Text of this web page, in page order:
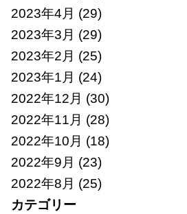
2023年4月 (29)
2023年3月 (29)
2023年2月 (25)
2023年1月 (24)
2022年12月 (30)
2022年11月 (28)
2022年10月 (18)
2022年9月 (23)
2022年8月 (25)
カテゴリー